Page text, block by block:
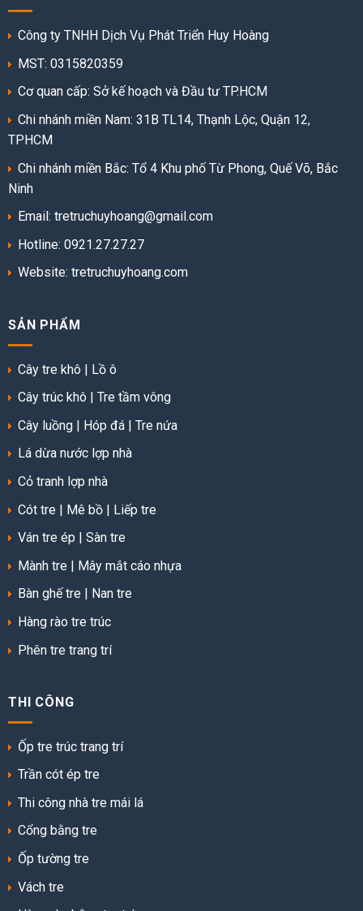
Công ty TNHH Dịch Vụ Phát Triển Huy Hoàng
MST: 0315820359
Cơ quan cấp: Sở kế hoạch và Đầu tư TP.HCM
Chi nhánh miền Nam: 31B TL14, Thạnh Lộc, Quận 12,
TPHCM
Chi nhánh miền Bắc: Tổ 4 Khu phố Từ Phong, Quế Võ, Bắc
Ninh
Email: tretruchuyhoang@gmail.com
Hotline: 0921.27.27.27
Website: tretruchuyhoang.com
SẢN PHẨM
Cây tre khô | Lồ ô
Cây trúc khô
Tre tầm vông
Cây luồng | Hóp đá | Tre nứa
Lá dừa nước lợp nhà
Cỏ tranh lợp nhà
Cót tre | Mê bồ | Liếp tre
Ván tre ép | Sàn tre
Mành tre | Mây mắt cáo nhựa
Bàn ghế tre
Nan tre
Hàng rào tre trúc
Phên tre trang trí
THI CÔNG
Ốp tre trúc trang trí
Trần cót ép tre
Thi công nhà tre mái lá
Cổng bằng tre
Ốp tường tre
Vách tre